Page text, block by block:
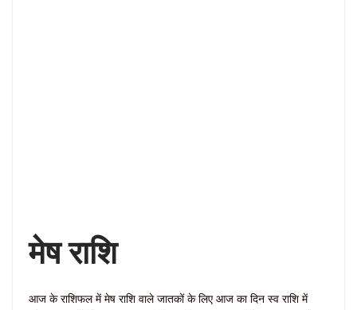
मेष राशि
आज के राशिफल में मेष राशि वाले जातकों के लिए आज का दिन स्व राशि में